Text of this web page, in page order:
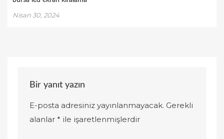
Nisan 30, 2024
Bir yanıt yazın
E-posta adresiniz yayınlanmayacak. Gerekli
alanlar* ile işaretlenmişlerdir